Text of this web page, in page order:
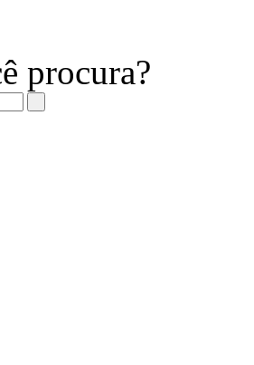
procura?